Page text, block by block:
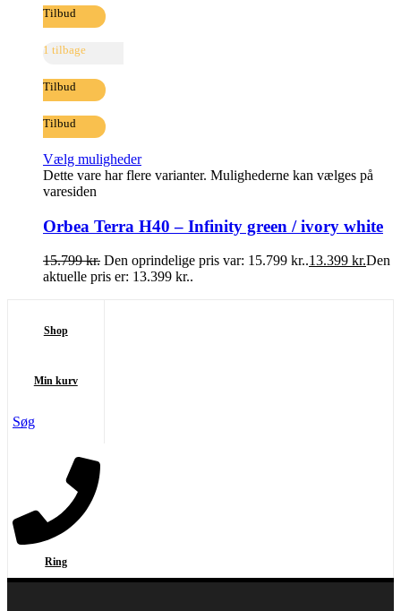
Tilbud
1 tilbage
Tilbud
Tilbud
Vælg muligheder
Dette vare har flere varianter. Mulighederne kan vælges på
varesiden
Orbea Terra H40 – Infinity green / ivory white
15.799kr. Den oprindelige pris var: 15.799 kr..13.399 kr.Den
aktuelle pris er: 13.399 kr..
Shop
Min kurv
Søg
Ring